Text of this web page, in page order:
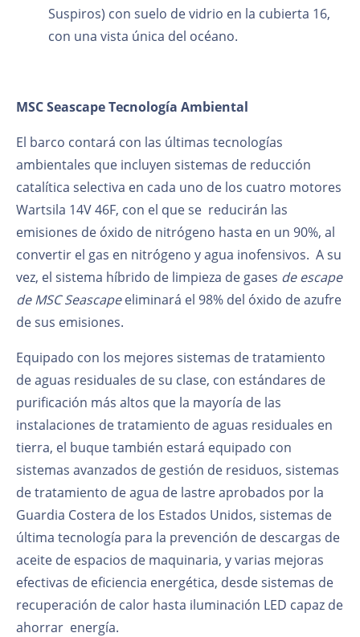
Suspiros) con suelo de vidrio en la cubierta 16,
con una vista única del océano.
MSC Seascape Tecnología Ambiental
El barco contará con las últimas tecnologías
ambientales que incluyen sistemas de reducción
catalítica selectiva en cada uno de los cuatro motores
Wartsila 14V 46F, con el que se reducirán las
emisiones de óxido de nitrógeno hasta en un 90%, al
convertir el gas en nitrógeno y agua inofensivos. A su
vez, el sistema híbrido de limpieza de gases de escape
de MSC Seascapeeliminará el 98% del óxido de azufre
de sus emisiones.
Equipado con los mejores sistemas de tratamiento
de aguas residuales de su clase, con estándares de
purificación más altos que la mayoría de las
instalaciones de tratamiento de aguas residuales en
tierra, el buque también estará equipado con
sistemas avanzados de gestión de residuos, sistemas
de tratamiento de agua de lastre aprobados por la
Guardia Costera de los Estados Unidos, sistemas de
última tecnología para la prevención de descargas de
aceite de espacios de maquinaria, y varias mejoras
efectivas de eficiencia energética, desde sistemas de
recuperación de calor hasta iluminación LED capaz de
ahorrar energía.